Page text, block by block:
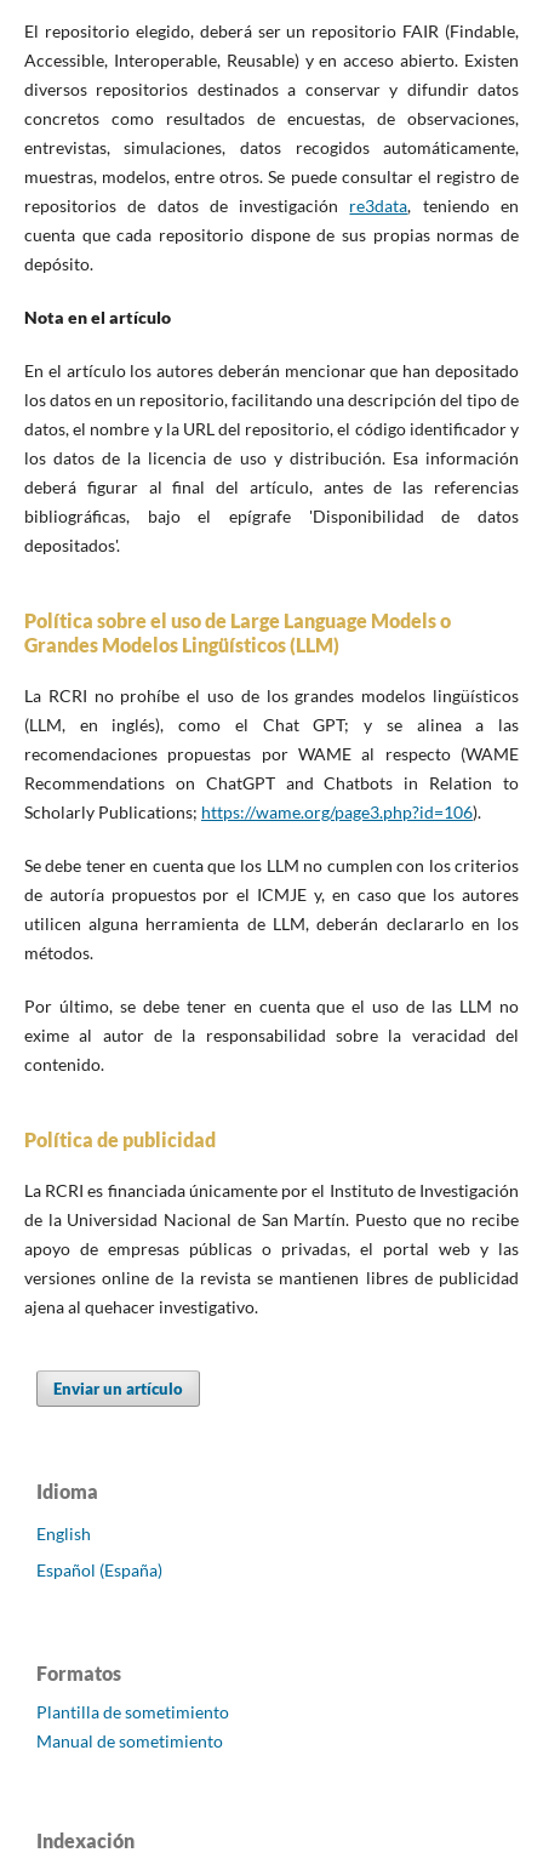
El repositorio elegido, deberá ser un repositorio FAIR (Findable,
Accessible, Interoperable, Reusable) y en acceso abierto. Existen
diversos repositorios destinados a conservar y difundir datos
concretos como resultados de encuestas, de observaciones,
entrevistas, simulaciones, datos recogidos automáticamente,
muestras, modelos, entre otros. Se puede consultar el registro de
repositorios de datos de investigación re3data, teniendo en
cuenta que cada repositorio dispone de sus propias normas de
depósito.
Nota en el artículo
En el artículo los autores deberán mencionar que han depositado
los datos en un repositorio, facilitando una descripción del tipo de
datos, el nombre y la URL del repositorio, el código identificador y
los datos de la licencia de uso y distribución. Esa información
deberá figurar al final del artículo, antes de las referencias
bibliográficas, bajo el epígrafe 'Disponibilidad de datos
depositados'.
Política sobre el uso de Large Language Models o
Grandes Modelos Lingüísticos (LLM)
La RCRI no prohíbe el uso de los grandes modelos lingüísticos
(LLM, en inglés), como el Chat GPT; y se alinea a las
recomendaciones propuestas por WAME al respecto (WAME
Recommendations on ChatGPT and Chatbots in Relation to
Scholarly Publications; https://wame.org/page3.php?id=106).
Se debe tener en cuenta que los LLM no cumplen con los criterios
de autoría propuestos por el ICMJE y, en caso que los autores
utilicen alguna herramienta de LLM, deberán declararlo en los
métodos.
Por último, se debe tener en cuenta que el uso de las LLM no
exime al autor de la responsabilidad sobre la veracidad del
contenido.
Política de publicidad
La RCRI es financiada únicamente por el Instituto de Investigación
de la Universidad Nacional de San Martín. Puesto que no recibe
apoyo de empresas públicas o privadas, el portal web y las
versiones online de la revista se mantienen libres de publicidad
ajena al quehacer investigativo.
Enviar un artículo
Idioma
English
Español (España)
Formatos
Plantilla de sometimiento
Manual de sometimiento
Indexación